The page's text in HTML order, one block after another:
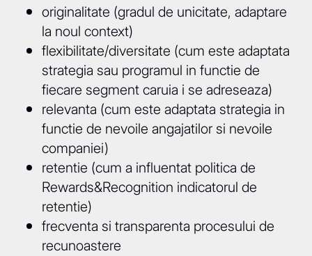
originalitate (gradul de unicitate, adaptare
la noul context)
flexibilitate/diversitate (cum este adaptata
strategia sau programul in functie de
fiecare segment caruia i se adreseaza)
relevanta (cum este adaptata strategia in
functie de nevoile angajatilor si nevoile
companiei)
retentie (cum a influentat politica de
Rewards&Recognition indicatorul de
retentie)
frecventa si transparenta procesului de
recunoastere